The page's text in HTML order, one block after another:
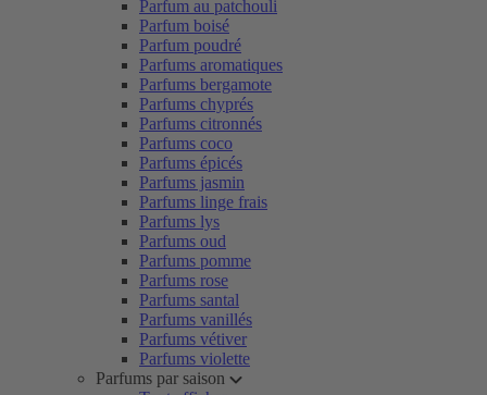
Parfum au patchouli
Parfum boisé
Parfum poudré
Parfums aromatiques
Parfums bergamote
Parfums chyprés
Parfums citronnés
Parfums coco
Parfums épicés
Parfums jasmin
Parfums linge frais
Parfums lys
Parfums oud
Parfums pomme
Parfums rose
Parfums santal
Parfums vanillés
Parfums vétiver
Parfums violette
Parfums par saison